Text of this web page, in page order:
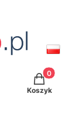
Produkty
Koszyk